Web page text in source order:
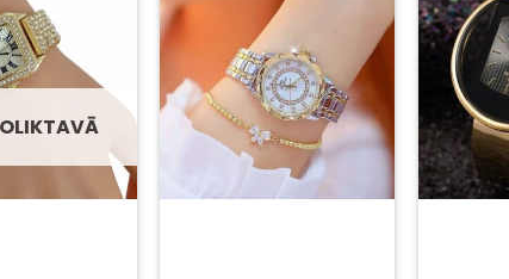
Pievienot
sarakstam
sarakstam